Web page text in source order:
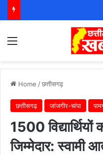
Home /छत्तीसगढ़
छत्तीसगढ़ जांजगीर-चांपा
1500
जिम्मेदार: स्वामी